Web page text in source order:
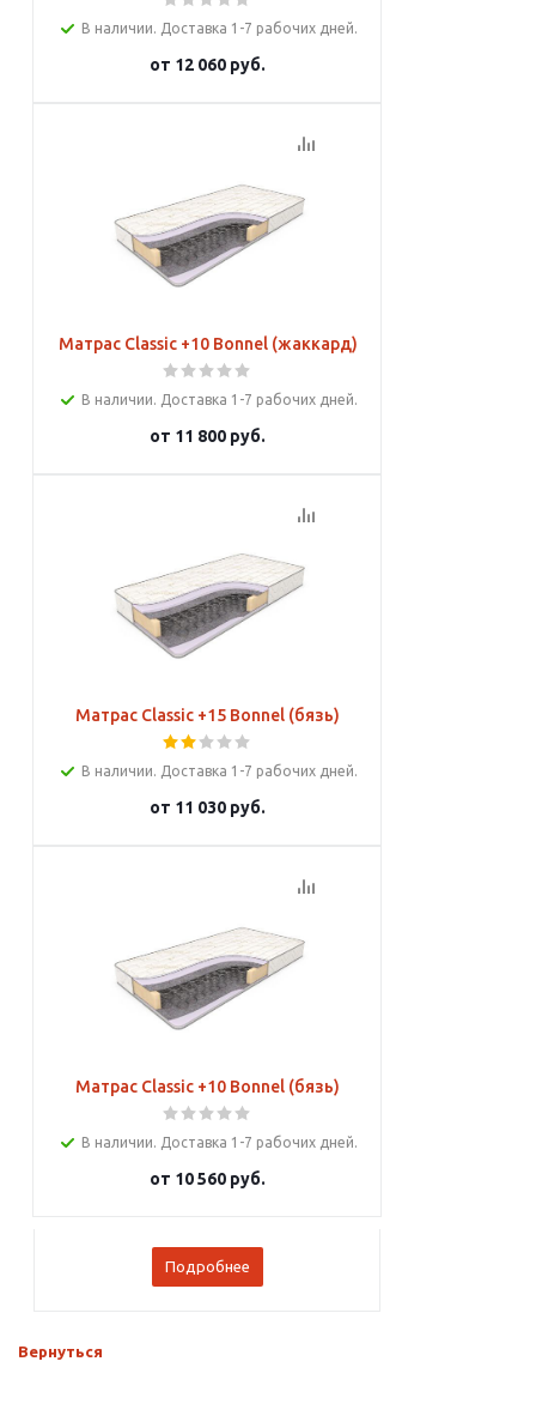
В наличии. Доставка 1-7 рабочих дней.
от 12 060 руб.
Матрас Classic +10 Bonnel (жаккард)
В наличии. Доставка 1-7 рабочих дней.
от 11 800 руб.
Матрас Classic +15 Bonnel (бязь)
В наличии. Доставка 1-7 рабочих дней.
от 11 030 руб.
Матрас Classic +10 Bonnel (бязь)
В наличии. Доставка 1-7 рабочих дней.
от 10 560 руб.
Подробнее
Вернуться